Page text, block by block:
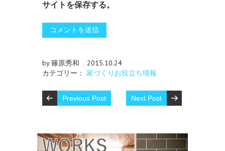
サイトを保存する。
by 篠原秀和
2015.10.24
カテゴリー： 家づくりお役立ち情報
Previous Post Next Post